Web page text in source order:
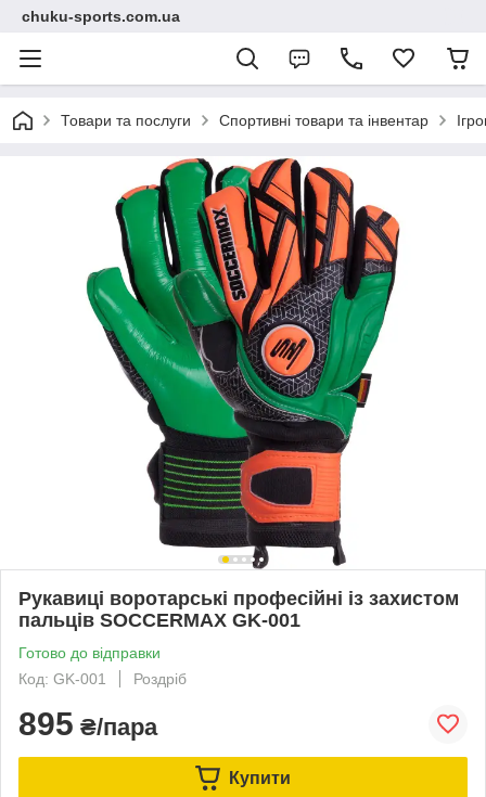
chuku-sports.com.ua
Товари та послуги Спортивні товари та інвентар
Рукавиці воротарські професійні із захистом
пальців SOCCERMAX GK-001
Готово до відправки
Код: GK-001
Роздріб
895 ₴/пара
Купити